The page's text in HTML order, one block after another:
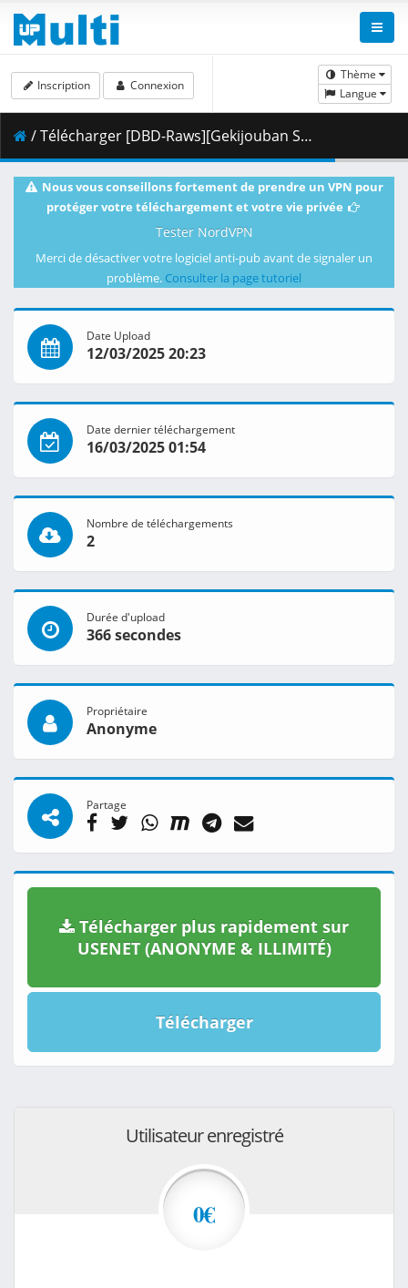
Thème
Langue
Inscription Connexion
/ Télécharger [DBD-Raws][Gekijouban Sword Art Online Ordinal Scale][1080P][BDRip][HEVC-10bit][FLAC_DTS].mkv.005 ( 482.47 MB )
Nous vous conseillons fortement de prendre un VPN pour
protéger votre téléchargement et votre vie privée
Tester NordVPN
Merci de désactiver votre logiciel anti-pub avant de signaler un
problème. Consulter la page tutoriel
Date Upload
12/03/2025 20:23
Date dernier téléchargement
16/03/2025 01:54
Nombre de téléchargements
2
Durée d'upload
366 secondes
Propriétaire
Anonyme
Partage
Télécharger plus rapidement sur
USENET (ANONYME & ILLIMITÉ)
Télécharger
Utilisateur enregistré
0€